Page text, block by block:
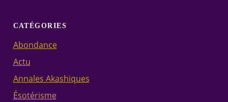
CATÉGORIES
Abondance
Actu
Annales Akashiques
Ésotérisme